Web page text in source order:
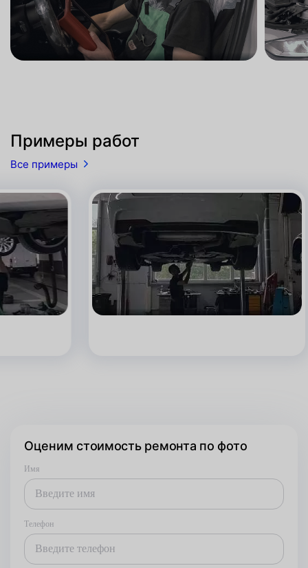
Примеры работ
Все примеры
Оценим стоимость ремонта по фото
Имя
Телефон